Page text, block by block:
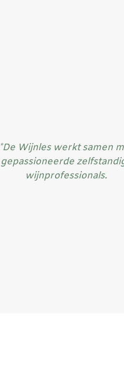
*De Wijnles werkt samen
gepassioneerde
wijnprofessionals.